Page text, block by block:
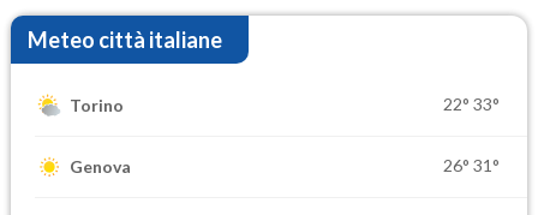
Meteo città italiane
Torino 22° 33°
Genova 26° 31°